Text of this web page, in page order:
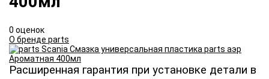
0 оценок
О бренде parts
Расширенная гарантия при установке детали в